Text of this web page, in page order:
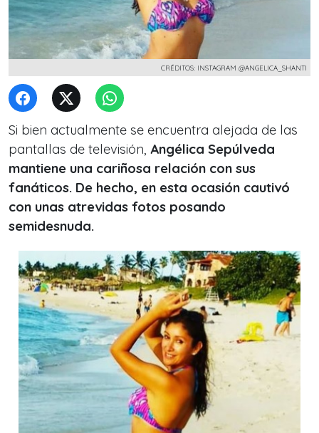
CRÉDITOS: INSTAGRAM @ANGELICA_SHANTI
Si bien actualmente se encuentra alejada de las
pantallas de televisión, Angélica Sepúlveda
mantiene una cariñosa relación con sus
fanáticos. De hecho, en esta ocasión cautivó
con unas atrevidas fotos posando
semidesnuda.